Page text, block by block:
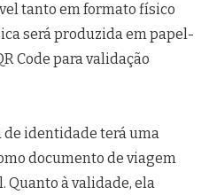
tanto em formato físico
será produzida em papel-
Code para validação
de identidade terá uma
documento de viagem
Quanto à validade, ela